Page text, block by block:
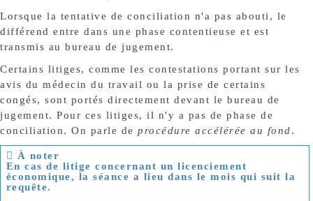
Lorsque la tentative de conciliation n'a pas abouti, le
différend entre dans une phase contentieuse et est
transmis au bureau de jugement.
Certains litiges, comme les contestations portant sur les
avis du médecin du travail ou la prise de certains
congés, sont portés directement devant le bureau de
jugement. Pour ces litiges, il n'y a pas de phase de
conciliation. On parle de procédure accélérée au fond.
À noter
En cas de litige concernant un licenciement
économique, la séance a lieu dans le mois qui suit la
requête.